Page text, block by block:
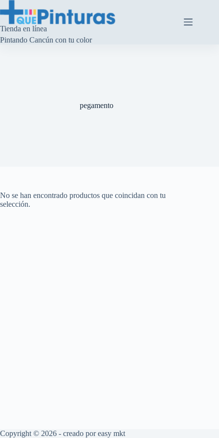
al
contenido
Tienda en línea
Pintando Cancún con tu color
pegamento
No se han encontrado productos que coincidan con tu
selección.
Copyright © 2026 - creado poreasy mkt